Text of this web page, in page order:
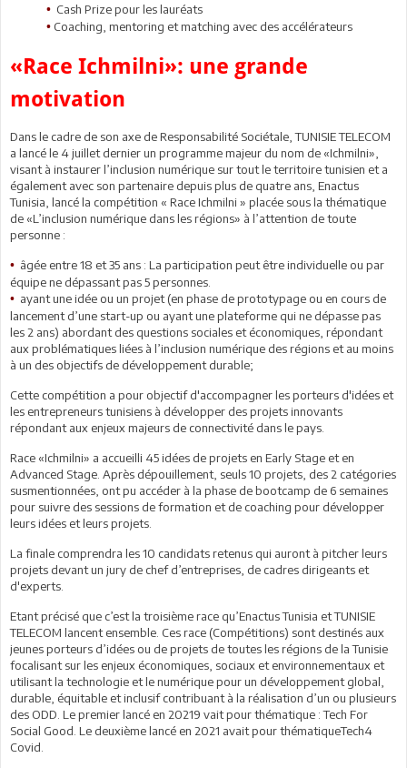
• Cash Prize pour les lauréats
• Coaching, mentoring et matching avec des accélérateurs
«Race Ichmilni»: une grande
motivation
Dans le cadre de son axe de Responsabilité Sociétale, TUNISIE TELECOM
a lancé le 4 juillet dernier un programme majeur du nom de «Ichmilni»,
visant à instaurer l’inclusion numérique sur tout le territoire tunisien et a
également avec son partenaire depuis plus de quatre ans, Enactus
Tunisia, lancé la compétition « Race Ichmilni » placée sous la thématique
de «L’inclusion numérique dans les régions» à l’attention de toute
personne :
• âgée entre 18 et 35 ans : La participation peut être individuelle ou par
équipe ne dépassant pas 5 personnes.
• ayant une idée ou un projet (en phase de prototypage ou en cours de
lancement d’une start-up ou ayant une plateforme qui ne dépasse pas
les 2 ans) abordant des questions sociales et économiques, répondant
aux problématiques liées à l’inclusion numérique des régions et au moins
à un des objectifs de développement durable;
Cette compétition a pour objectif d'accompagner les porteurs d'idées et
les entrepreneurs tunisiens à développer des projets innovants
répondant aux enjeux majeurs de connectivité dans le pays.
Race «Ichmilni» a accueilli 45 idées de projets en Early Stage et en
Advanced Stage. Après dépouillement, seuls 10 projets, des 2 catégories
susmentionnées, ont pu accéder à la phase de bootcamp de 6 semaines
pour suivre des sessions de formation et de coaching pour développer
leurs idées et leurs projets.
La finale comprendra les 10 candidats retenus qui auront à pitcher leurs
projets devant un jury de chef d’entreprises, de cadres dirigeants et
d'experts.
Etant précisé que c’est la troisième race qu’Enactus Tunisia et TUNISIE
TELECOM lancent ensemble. Ces race (Compétitions) sont destinés aux
jeunes porteurs d’idées ou de projets de toutes les régions de la Tunisie
focalisant sur les enjeux économiques, sociaux et environnementaux et
utilisant la technologie et le numérique pour un développement global,
durable, équitable et inclusif contribuant à la réalisation d’un ou plusieurs
des ODD. Le premier lancé en 20219 vait pour thématique : Tech For
Social Good. Le deuxième lancé en 2021 avait pour thématiqueTech4
Covid.